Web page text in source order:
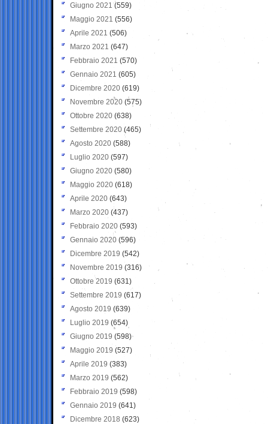
Giugno 2021(559)
Maggio 2021 (556)
Aprile 2021 (506)
Marzo 2021 (647)
Febbraio 2021 (570)
Gennaio 2021 (605)
Dicembre 2020 (619)
Novembre 2020 (575)
Ottobre 2020 (638)
Settembre 2020(465)
Agosto 2020 (588)
Luglio 2020 (597)
Giugno 2020 (580)
Maggio 2020 (618)
Aprile 2020 (643)
Marzo 2020 (437)
Febbraio 2020 (593)
Gennaio 2020 (596)
Dicembre 2019 (542)
Novembre 2019 (316)
Ottobre 2019 (631)
Settembre 2019 (617)
Agosto 2019 (639)
Luglio 2019 (654)
Giugno 2019 (598)
Maggio 2019 (527)
Aprile 2019 (383)
Marzo 2019 (562)
Febbraio 2019 (598)
Gennaio 2019 (641)
Dicembre 2018 (623)